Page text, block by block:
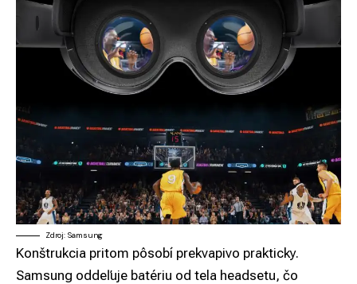
Zdroj: Samsung
Konštrukcia pritom pôsobí prekvapivo prakticky.
Samsung oddeľuje batériu od tela headsetu, čo